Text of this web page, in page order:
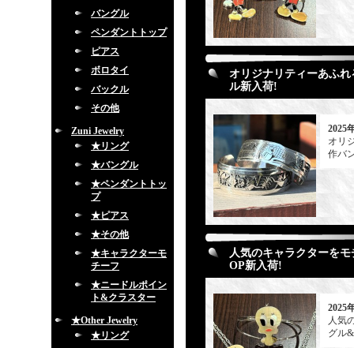
バングル
ペンダントトップ
ピアス
ボロタイ
バックル
その他
Zuni Jewelry
★リング
★バングル
★ペンダントトッ
プ
★ピアス
★その他
★キャラクターモ
チーフ
★ニードルポイン
ト&クラスター
★Other Jewelry
★リング
オリジナリティーあふ
ル新入荷!
2025
オリ
作バ
人気のキャラクターを
OP新入荷!
2025
人気
グル